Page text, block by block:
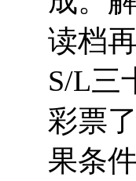
读档
S/L三
彩票
果条